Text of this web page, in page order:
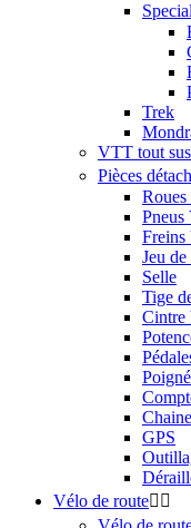
Trek
VTT tout
Pièces
Jeu
Selle
Tige
Chaine
GPS
Vélo de route 